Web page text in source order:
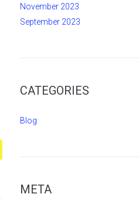
November 2023
September 2023
CATEGORIES
Blog
META